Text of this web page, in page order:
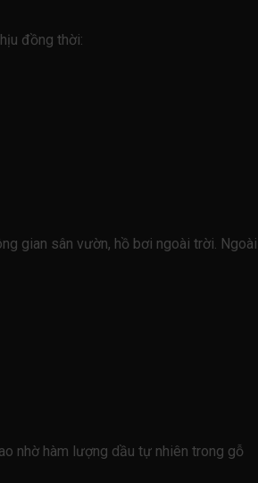
đồng thời:
gian sân vườn, hồ bơi ngoài trời.
nhờ hàm lượng dầu tự nhiên trong gỗ